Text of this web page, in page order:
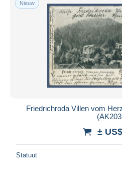
Gratis levering
Betaalmiddelen
PayPal
Bankoverschrijving
Visa
Mastercard
iDeal
Woonplaats van de verkoper
Nieuw
Friedrichroda Villen vom
±
Statuut